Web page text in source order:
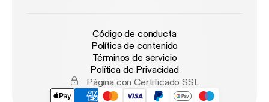
Código de conducta
Política de contenido
Términos de servicio
Política de Privacidad
Página con Certificado SSL